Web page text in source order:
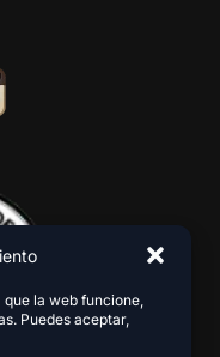
la web funcione,
Puedes aceptar,